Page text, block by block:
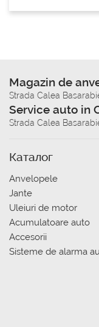
Magazin de
Strada Calea
Service auto in
Strada Calea
Каталог
Anvelopele
Jante
Uleiuri de motor
Acumulatoare auto
Accesorii
Sisteme de alarma